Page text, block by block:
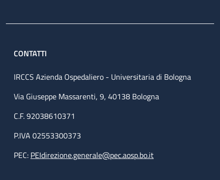
CONTATTI
IRCCS Azienda Ospedaliero - Universitaria di Bologna
Via Giuseppe Massarenti, 9, 40138 Bologna
C.F. 92038610371
P.IVA 02553300373
PEC: PEIdirezione.generale@pec.aosp.bo.it